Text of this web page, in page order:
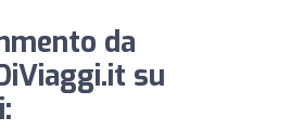
da
su